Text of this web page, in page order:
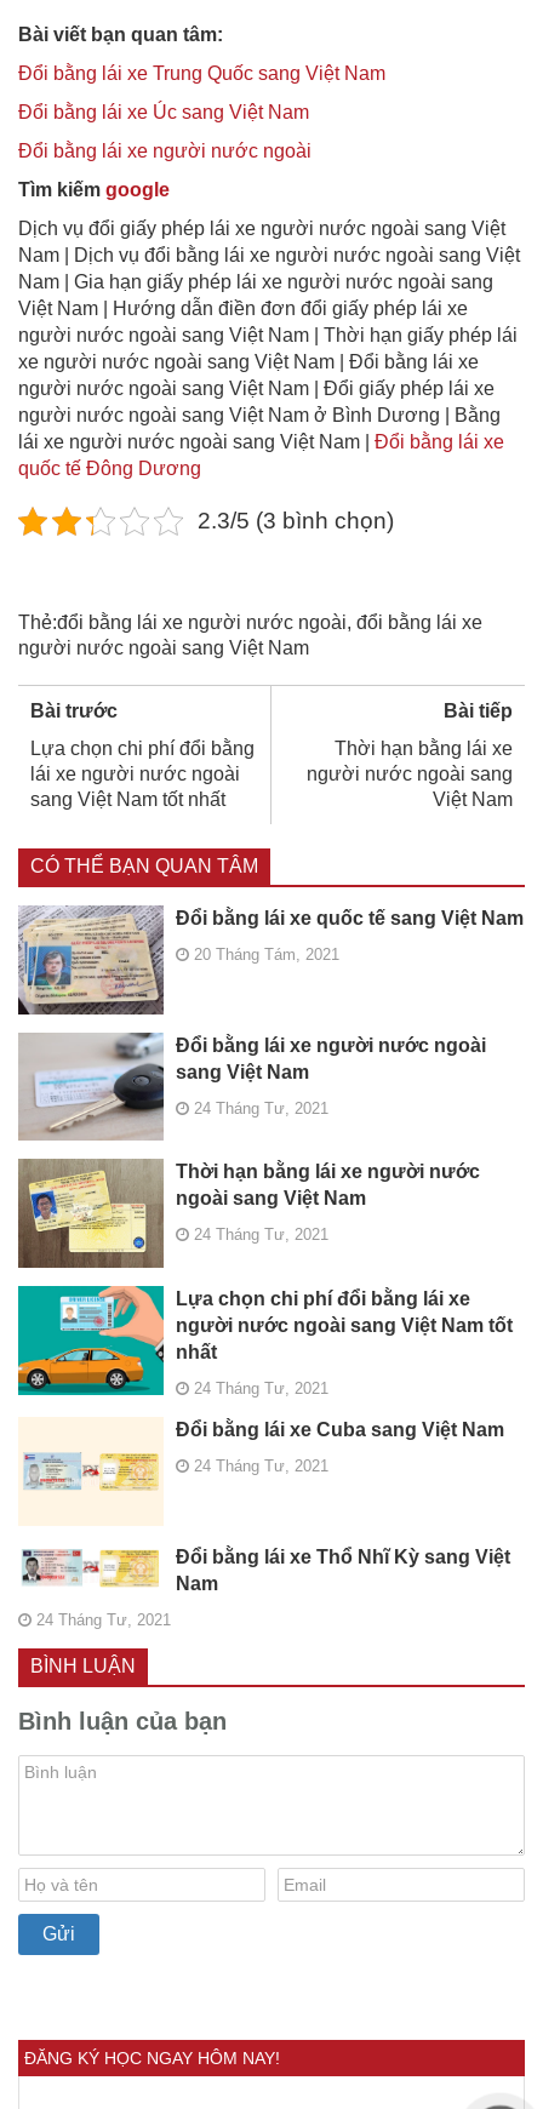
Bài viết bạn quan tâm:
Đổi bằng lái xe Trung Quốc sang Việt Nam
Đổi bằng lái xe Úc sang Việt Nam
Đổi bằng lái xe người nước ngoài
Tìm kiếm google
Dịch vụ đổi giấy phép lái xe người nước ngoài sang Việt
Nam | Dịch vụ đổi bằng lái xe người nước ngoài sang Việt
Nam | Gia hạn giấy phép lái xe người nước ngoài sang
Việt Nam | Hướng dẫn điền đơn đổi giấy phép lái xe
người nước ngoài sang Việt Nam | Thời hạn giấy phép lái
xe người nước ngoài sang Việt Nam | Đổi bằng lái xe
người nước ngoài sang Việt Nam | Đổi giấy phép lái xe
người nước ngoài sang Việt Nam ở Bình Dương | Bằng
lái xe người nước ngoài sang Việt Nam | Đổi bằng lái xe
quốc tế Đông Dương
2.3/5 (3 bình chọn)
Thẻ:đổi bằng lái xe người nước ngoài, đổi bằng lái xe
người nước ngoài sang Việt Nam
Bài trước
Lựa chọn chi phí đổi bằng
lái xe người nước ngoài
sang Việt Nam tốt nhất
Bài tiếp
Thời hạn bằng lái xe
người nước ngoài sang
Việt Nam
CÓ THỂ BẠN QUAN TÂM
Đổi bằng lái xe quốc tế sang Việt Nam
20 Tháng Tám, 2021
Đổi bằng lái xe người nước ngoài
sang Việt Nam
24 Tháng Tư, 2021
Thời hạn bằng lái xe người nước
ngoài sang Việt Nam
24 Tháng Tư, 2021
Lựa chọn chi phí đổi bằng lái xe
người nước ngoài sang Việt Nam tốt
nhất
24 Tháng Tư, 2021
Đổi bằng lái xe Cuba sang Việt Nam
24 Tháng Tư, 2021
Đổi bằng lái xe Thổ Nhĩ Kỳ sang Việt
Nam
24 Tháng Tư, 2021
BÌNH LUẬN
Bình luận của bạn
ĐĂNG KÝ HỌC NGAY HÔM NAY!